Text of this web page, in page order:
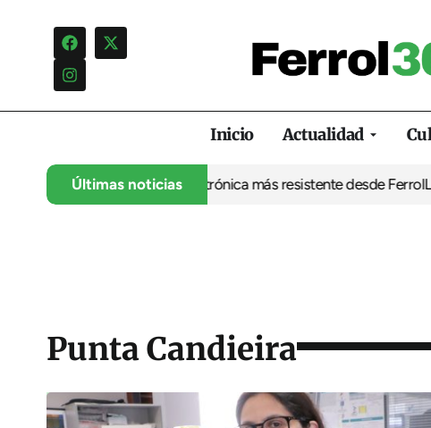
Inicio Actualidad
Últimas noticias
la puerta a una electrónica más resistente desde FerrolLa UDC,
Punta Candieira